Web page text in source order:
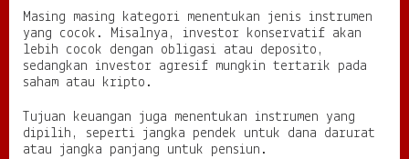
Masing masing kategori menentukan jenis instrumen
yang cocok. Misalnya, investor konservatif akan
lebih cocok dengan obligasi atau deposito,
sedangkan investor agresif mungkin tertarik pada
saham atau kripto.
Tujuan keuangan juga menentukan instrumen yang
dipilih, seperti jangka pendek untuk dana darurat
atau jangka panjang untuk pensiun.